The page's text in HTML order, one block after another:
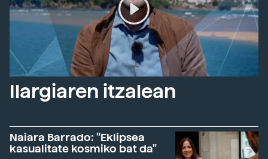
Ilargiaren itzalean
Naiara Barrado: "Eklipsea
kasualitate kosmiko bat da"